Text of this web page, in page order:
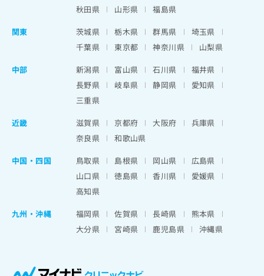
秋田県
山形県
福島県
関東
茨城県 栃木県 群馬県
埼玉県
千葉県
東京都 神奈川県
山梨県
中部
新潟県 富山県 石川県
福井県
長野県
岐阜県 静岡県
愛知県
三重県
近畿
滋賀県 京都府 大阪府
兵庫県
奈良県
和歌山県
中国・四国
鳥取県 島根県 岡山県
広島県
山口県
徳島県 香川県
愛媛県
高知県
九州・沖縄
福岡県 佐賀県 長崎県
熊本県
大分県
宮崎県 鹿児島県 沖縄県